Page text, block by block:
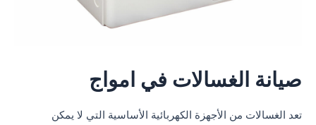
صيانة الغسالات في امواج
تعد الغسالات من الأجهزة الكهربائية الأساسية التي لا يمكن